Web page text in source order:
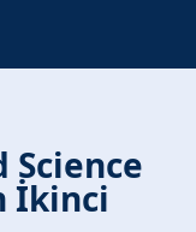
Science
İkinci